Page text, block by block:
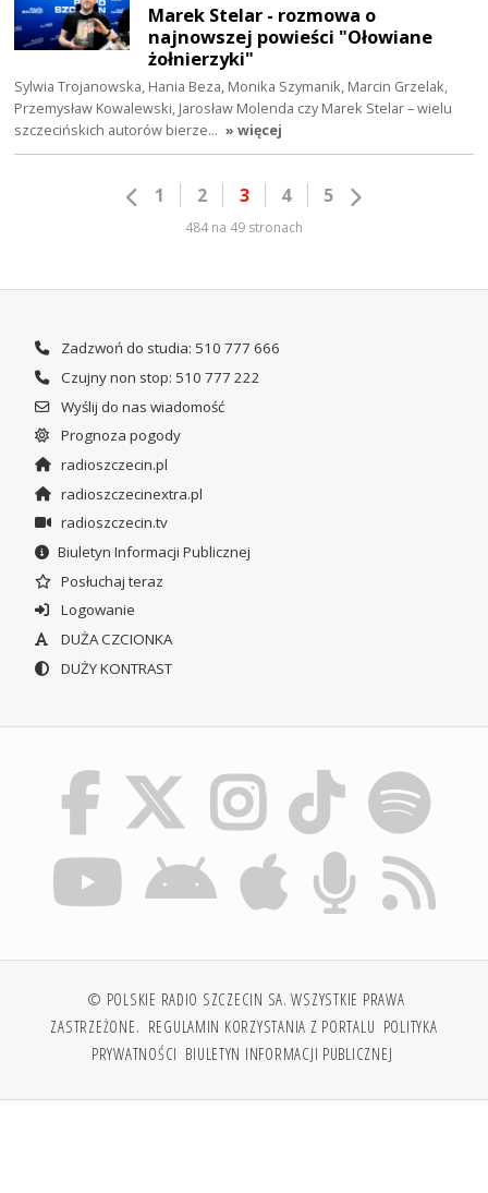
Marek Stelar - rozmowa o
najnowszej powieści "Ołowiane
żołnierzyki"
Sylwia Trojanowska, Hania Beza, Monika Szymanik, Marcin Grzelak,
Przemysław Kowalewski, Jarosław Molenda czy Marek Stelar – wielu
szczecińskich autorów bierze… » więcej
1 2 3 4 5
484 na 49 stronach
Zadzwoń do studia: 510 777 666
Czujny non stop: 510 777 222
Wyślij do nas wiadomość
Prognoza pogody
radioszczecin.pl
radioszczecinextra.pl
radioszczecin.tv
Biuletyn Informacji Publicznej
Posłuchaj teraz
Logowanie
DUŻA CZCIONKA
DUŻY KONTRAST
© POLSKIE RADIO SZCZECIN SA. WSZYSTKIE PRAWA
ZASTRZEŻONE. REGULAMIN KORZYSTANIA Z PORTALU POLITYKA
PRYWATNOŚCI BIULETYN INFORMACJI PUBLICZNEJ